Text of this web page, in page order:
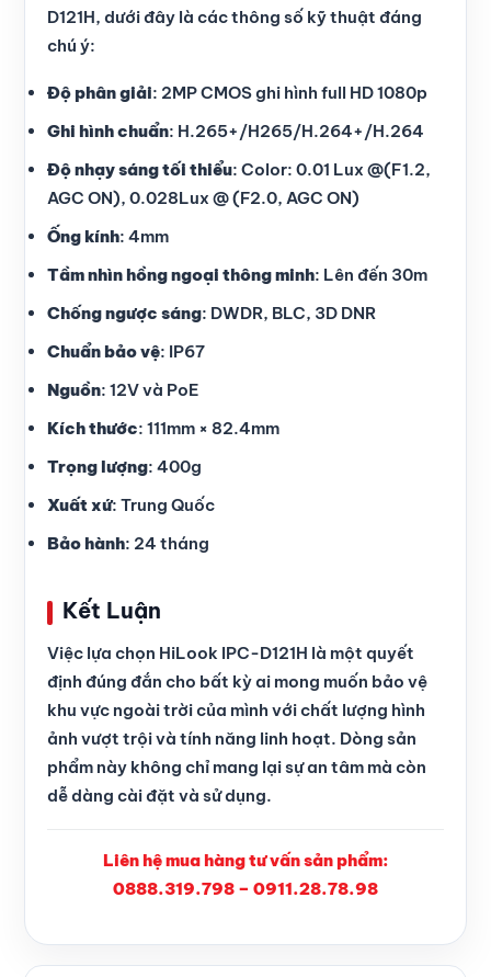
D121H, dưới đây là các thông số kỹ thuật đáng
chú ý:
Độ phân giải: 2MP CMOS ghi hình full HD 1080p
Ghi hình chuẩn: H.265+/H265/H.264+/H.264
Độ nhạy sáng tối thiểu: Color: 0.01 Lux @(F1.2,
AGC ON), 0.028Lux @ (F2.0, AGC ON)
Ống kính: 4mm
Tầm nhìn hồng ngoại thông minh: Lên đến 30m
Chống ngược sáng: DWDR, BLC, 3D DNR
Chuẩn bảo vệ: IP67
Nguồn: 12V và PoE
Kích thước: 111mm × 82.4mm
Trọng lượng: 400g
Xuất xứ: Trung Quốc
Bảo hành: 24 tháng
Kết Luận
Việc lựa chọn HiLook IPC-D121H là một quyết
định đúng đắn cho bất kỳ ai mong muốn bảo vệ
khu vực ngoài trời của mình với chất lượng hình
ảnh vượt trội và tính năng linh hoạt. Dòng sản
phẩm này không chỉ mang lại sự an tâm mà còn
dễ dàng cài đặt và sử dụng.
Liên hệ mua hàng tư vấn sản phẩm:
0888.319.798 – 0911.28.78.98